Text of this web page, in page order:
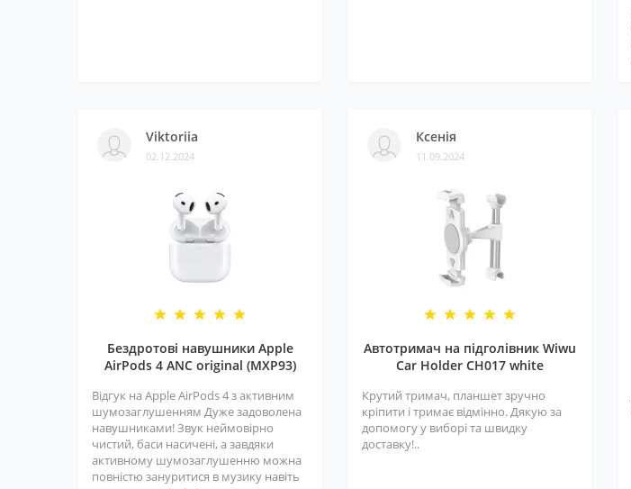
Viktoriia
02.12.2024
Бездротові навушники Apple
AirPods 4 ANC original (MXP93)
Відгук на Apple AirPods 4 з активним
шумозаглушенням Дуже задоволена
навушниками! Звук неймовірно
чистий, баси насичені, а завдяки
активному шумозаглушенню можна
повністю зануритися в музику навіть
Ксенія
11.09.2024
Автотримач на підголівник Wiwu
Car Holder CH017 white
Крутий тримач, планшет зручно
кріпити і тримає відмінно. Дякую за
допомогу у виборі та швидку
доставку!..